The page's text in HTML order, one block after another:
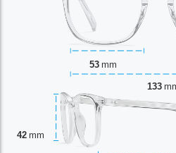
53 mm
42 mm
133